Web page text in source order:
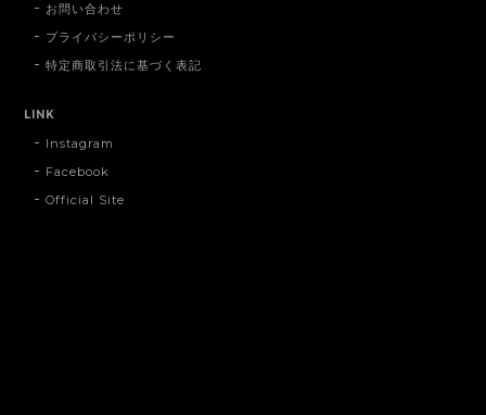
お問い合わせ
プライバシーポリシー
特定商取引法に基づく表記
LINK
Instagram
Facebook
Official Site